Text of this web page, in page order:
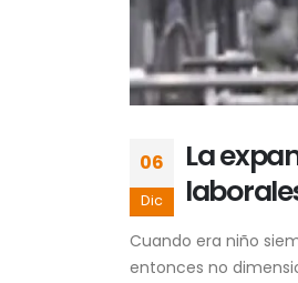
06
Dic
La
Cuando era niño
entonces no